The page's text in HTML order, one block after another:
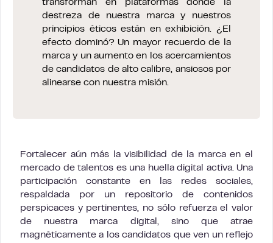
transforman en plataformas donde la
destreza de nuestra marca y nuestros
principios éticos están en exhibición. ¿El
efecto dominó? Un mayor recuerdo de la
marca y un aumento en los acercamientos
de candidatos de alto calibre, ansiosos por
alinearse con nuestra misión.
Fortalecer aún más la visibilidad de la marca en el
mercado de talentos es una huella digital activa. Una
participación constante en las redes sociales,
respaldada por un repositorio de contenidos
perspicaces y pertinentes, no sólo refuerza el valor
de nuestra marca digital, sino que atrae
magnéticamente a los candidatos que ven un reflejo